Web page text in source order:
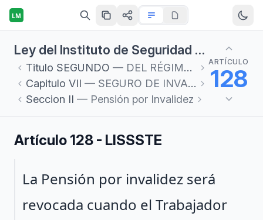
LM
Ley del Instituto de Seguridad y Servicios Sociales de los Trabajadores del Estado
Titulo SEGUNDO — DEL RÉGIMEN OBLIGATORIO
Capitulo VII — SEGURO DE INVALIDEZ Y VIDA
Seccion II — Pensión por Invalidez
ARTÍCULO
128
Artículo 128 - LISSSTE
Párrafo 1
La Pensión por invalidez será
revocada cuando el Trabajador